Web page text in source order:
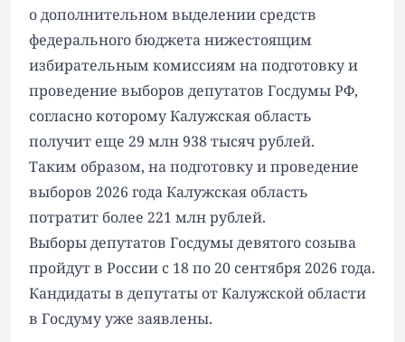
о дополнительном выделении средств
федерального бюджета нижестоящим
избирательным комиссиям на подготовку и
проведение выборов депутатов Госдумы РФ,
согласно которому Калужская область
получит еще 29 млн 938 тысяч рублей.
Таким образом, на подготовку и проведение
выборов 2026 года Калужская область
потратит более 221 млн рублей.
Выборы депутатов Госдумы девятого созыва
пройдут в России с 18 по 20 сентября 2026 года.
Кандидаты в депутаты от Калужской области
в Госдуму уже заявлены.